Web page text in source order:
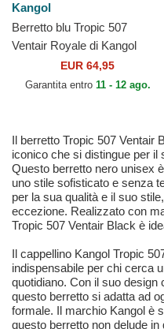
Kangol
Berretto blu Tropic 507
Ventair Royale di Kangol
EUR 64,95
Garantita entro 11 - 12 ago.
Il berretto Tropic 507 Ventair
iconico che si distingue per il
Questo berretto nero unisex
uno stile sofisticato e senza
per la sua qualità e il suo
eccezione. Realizzato con
Tropic 507 Ventair Black è
Il cappellino Kangol Tropic
indispensabile per chi cerca
quotidiano. Con il suo design
questo berretto si adatta ad
formale. Il marchio Kangol è
questo berretto non delude